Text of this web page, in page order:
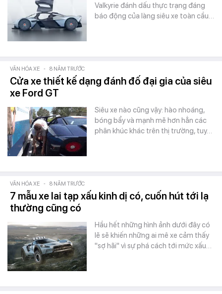
Valkyrie đánh dấu thực trạng đáng
báo động của làng siêu xe toàn cầu…
VĂN HÓA XE - 8 NĂM TRƯỚC
Cửa xe thiết kế dạng đánh đố đại gia của siêu
xe Ford GT
Siêu xe nào cũng vậy: hào nhoáng,
bóng bẩy và mạnh mẽ hơn hẳn các
phân khúc khác trên thị trường, tuy…
VĂN HÓA XE - 8 NĂM TRƯỚC
7 mẫu xe lai tạp xấu kinh dị có, cuốn hút tới lạ
thường cũng có
Hầu hết những hình ảnh dưới đây có
lẽ sẽ khiến những ai mê xe cảm thấy
"sợ hãi" vì sự phá cách tới mức xấu…